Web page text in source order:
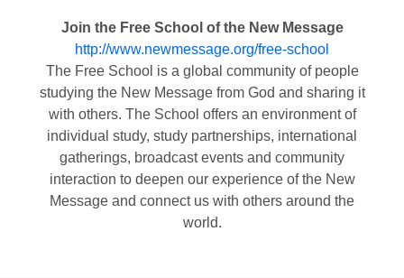
Join the Free School of the New Message
http://www.newmessage.org/free-school
The Free School is a global community of people
studying the New Message from God and sharing it
with others. The School offers an environment of
individual study, study partnerships, international
gatherings, broadcast events and community
interaction to deepen our experience of the New
Message and connect us with others around the
world.